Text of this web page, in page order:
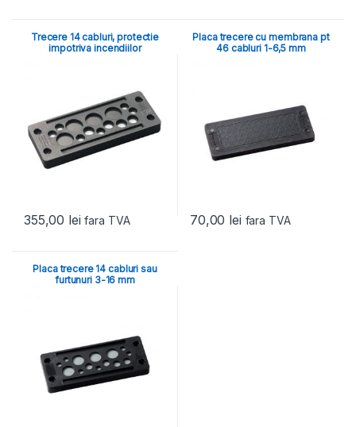
Trecere 14 cabluri, protectie
impotriva incendiilor
355,00 lei fara TVA
Placa trecere cu membrana pt
46 cabluri 1-6,5 mm
70,00 lei fara TVA
Placa trecere 14 cabluri sau
furtunuri 3-16 mm